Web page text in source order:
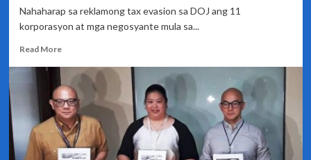
Nahaharap sa reklamong tax evasion sa DOJ ang 11
korporasyon at mga negosyante mula sa...
Read MoreRead
about
Isang
Beauty
salon
at
10
iba